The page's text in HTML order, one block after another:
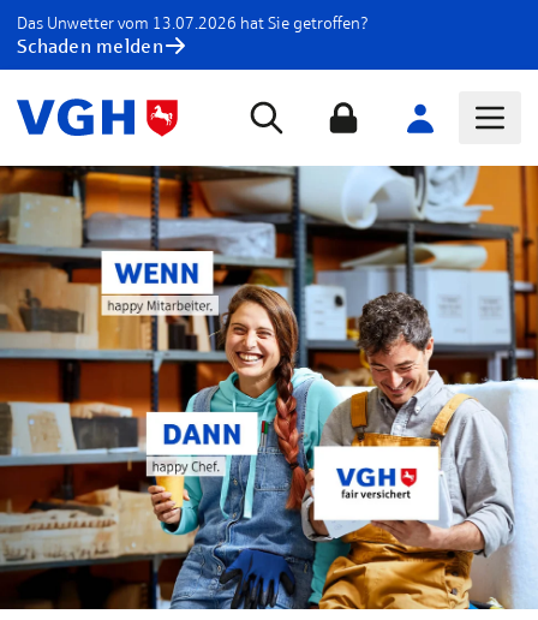
Das Unwetter vom 13.07.2026 hat Sie getroffen?
Schaden melden